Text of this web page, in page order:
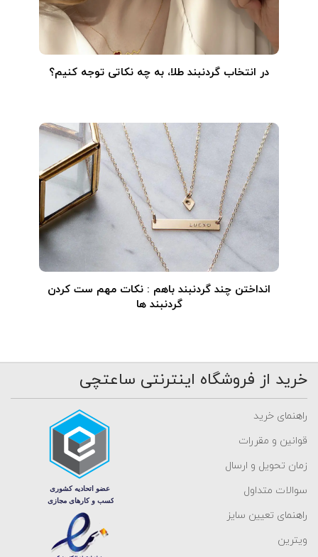
در انتخاب گردنبند طلا‌، به چه نکاتی توجه کنیم؟
انداختن چند گردنبند باهم : نکات مهم ست کردن
گردنبند ها
خرید از فروشگاه اینترنتی ساعتچی
راهنمای خرید
قوانین و مقررات
زمان تحویل و ارسال
سوالات متداول
راهنمای تعیین سایز
ویترین